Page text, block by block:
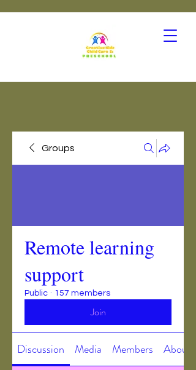
Groups
Remote learning
support
Public · 157 members
Join
Discussion Media Members About